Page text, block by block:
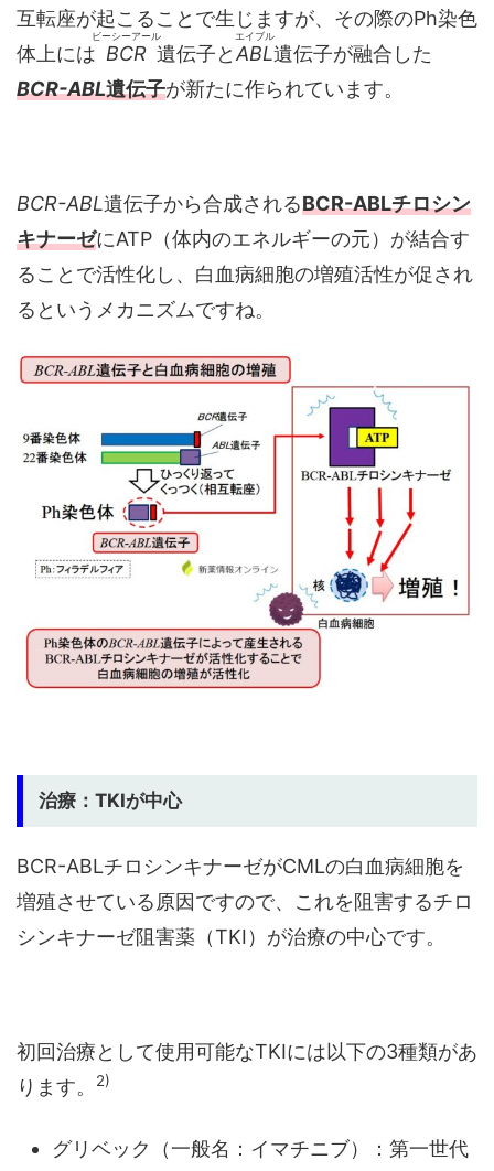
互転座が起こることで生じますが、その際のPh染色
体上には BCR
ビーシーアール
遺伝子とABL
エイブル
遺伝子が融合した
BCR-ABL遺伝子が新たに作られています。
BCR-ABL遺伝子から合成されるBCR-ABLチロシン
キナーゼにATP（体内のエネルギーの元）が結合す
ることで活性化し、白血病細胞の増殖活性が促され
るというメカニズムですね。
治療：TKIが中心
BCR-ABLチロシンキナーゼがCMLの白血病細胞を
増殖させている原因ですので、これを阻害するチロ
シンキナーゼ阻害薬（TKI）が治療の中心です。
初回治療として使用可能なTKIには以下の3種類があ
ります。
2)
グリベック（一般名：イマチニブ）：第一世代